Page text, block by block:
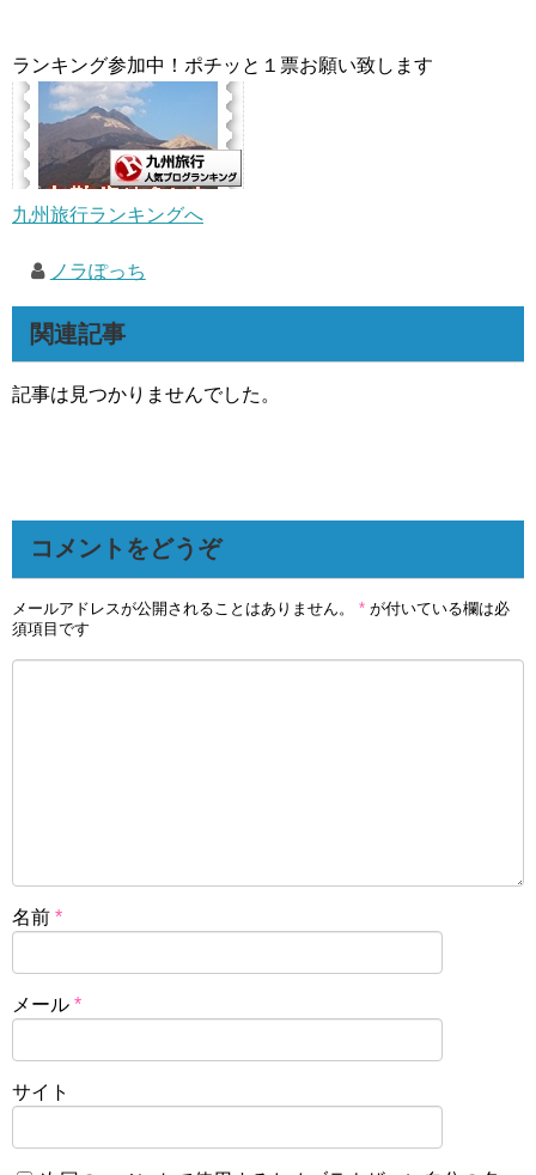
ランキング参加中！ポチッと１票お願い致します
九州旅行ランキングへ
ノラぽっち
関連記事
記事は見つかりませんでした。
コメントをどうぞ
メールアドレスが公開されることはありません。 * が付いている欄は必
須項目です
名前 *
メール *
サイト